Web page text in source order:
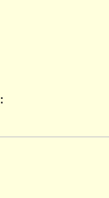
: